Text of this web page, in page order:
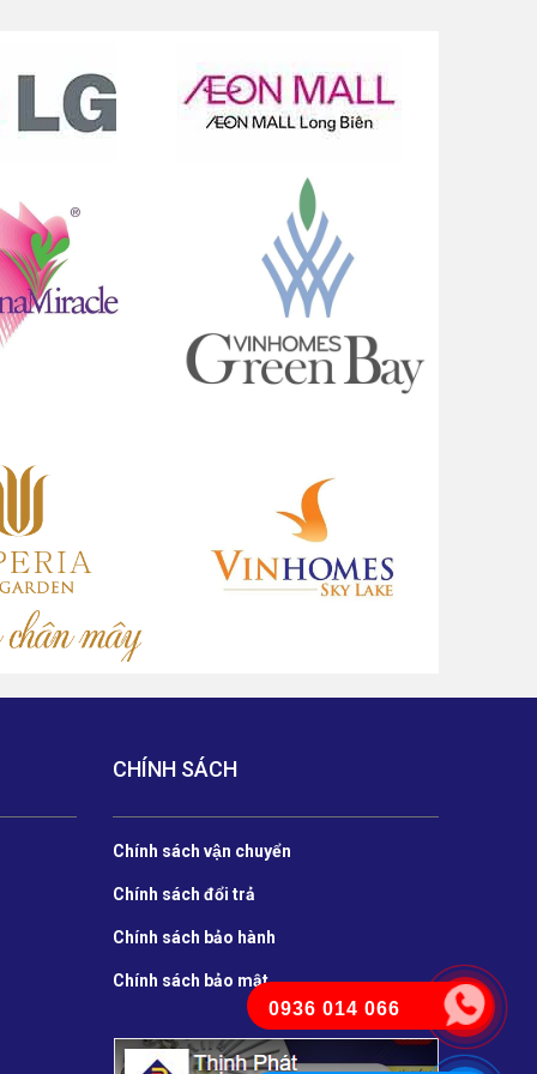
CHÍNH SÁCH
Chính sách vận chuyển
Chính sách đổi trả
Chính sách bảo hành
Chính sách bảo mật
0936 014 066